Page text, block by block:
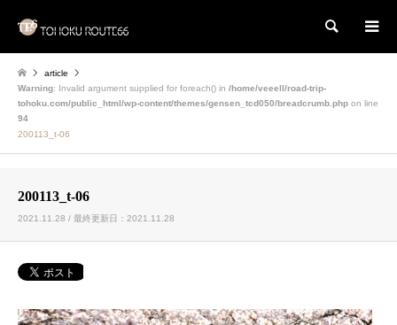
検索
article
Warning: Invalid argument supplied for foreach() in /home/veeell/road-trip-
tohoku.com/public_html/wp-content/themes/gensen_tcd050/breadcrumb.php on line
94
200113_t-06
200113_t-06
2021.11.28 / 最終更新日：2021.11.28